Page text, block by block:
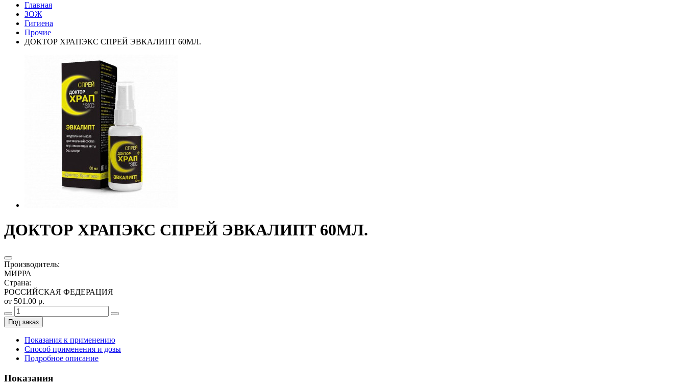
Главная
ЗОЖ
Гигиена
Прочие
ДОКТОР ХРАПЭКС СПРЕЙ ЭВКАЛИПТ 60МЛ.
ДОКТОР ХРАПЭКС СПРЕЙ ЭВКАЛИПТ 60МЛ.
Производитель:
МИРРА
Страна:
РОССИЙСКАЯ ФЕДЕРАЦИЯ
от 501.00 р.
Под заказ
Показания к применению
Способ применения и дозы
Подробное описание
Показания